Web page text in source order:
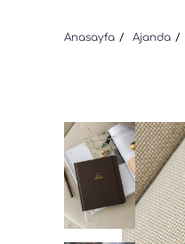
Anasayfa Ajanda